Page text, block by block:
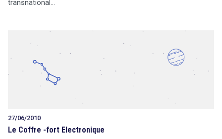
27/06/2010
Le Coffre -fort Electronique
transnational…